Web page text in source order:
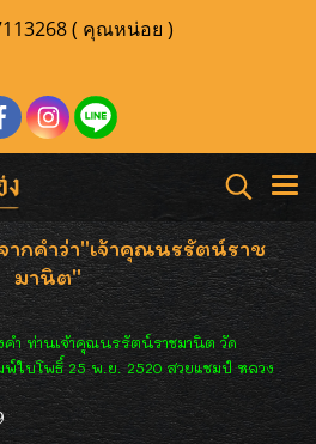
( คุณหน่อย )
กคำว่า"เจ้าคุณนรรัตน์ราช
มานิต"
ำ ท่านเจ้าคุณนรรัตน์ราชมานิต วัด
ใบโพธิ์ 25 พ.ย. 2520 สวยแชมป์ หลวง